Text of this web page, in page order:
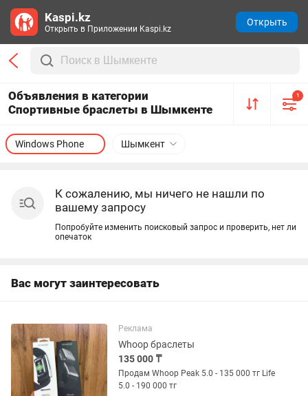
Объявления в категории
Спортивные браслеты в Шымкенте
1
Шымкент
Windows Phone
К сожалению, мы ничего не нашли по
вашему запросу
Попробуйте изменить поисковый запрос и проверить, нет ли
опечаток
Вас могут заинтересовать
Реклама
Whoop браслеты
135 000 ₸
Продам Whoop Peak 5.0 - 135 000 тг Life
5.0 - 190 000 тг
Kaspi.kz
Открыть в Приложении Kaspi.kz
Открыть